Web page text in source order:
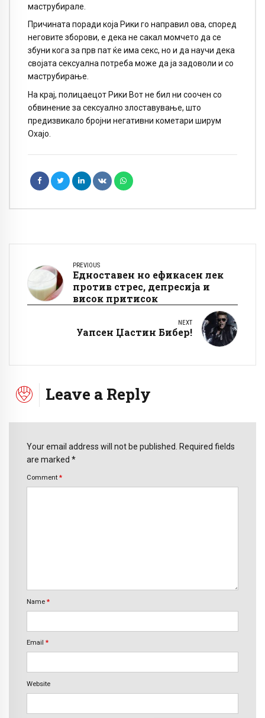
маструбирале.
Причината поради која Рики го направил ова, според
неговите зборови, е дека не сакал момчето да се
збуни кога за прв пат ќе има секс, но и да научи дека
својата сексуална потреба може да ја задоволи и со
маструбирање.
На крај, полицаецот Рики Вот не бил ни соочен со
обвинение за сексуално злоставување, што
предизвикало бројни негативни кометари ширум
Охајо.
PREVIOUS
Едноставен но ефикасен лек
против стрес, депресија и
висок притисок
NEXT
Уапсен Џастин Бибер!
Leave a Reply
Your email address will not be published. Required fields
are marked *
Comment *
Name *
Email *
Website